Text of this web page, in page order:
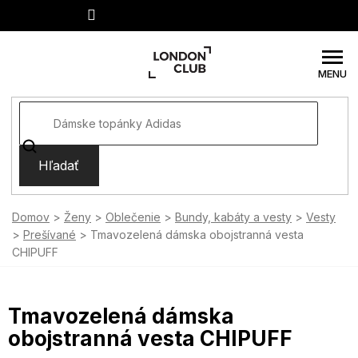
Hľadať
Domov Ženy Oblečenie Bundy, kabáty a vesty
Vesty
Prešívané
Tmavozelená dámska obojstranná vesta
CHIPUFF
Tmavozelená dámska
obojstranná vesta CHIPUFF